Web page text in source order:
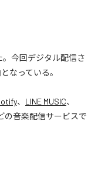
。今回デジタル配信さ
なっている。
、 LINE MUSIC、
の音楽配信サービスで